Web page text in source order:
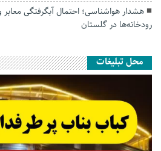
هشدار هواشناسی؛ احتمال آبگرفتگی معابر
رودخانه‌ها در گلستان
محل تبلیغات